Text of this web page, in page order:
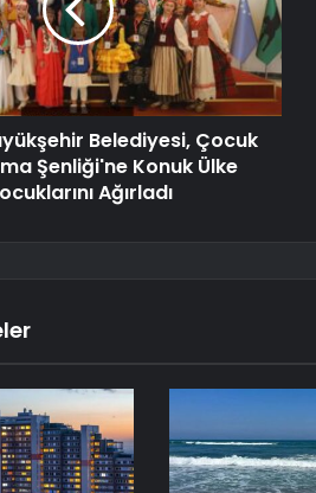
Belediyesi, Çocuk
Şenliği'ne Konuk Ülke
Ağırladı